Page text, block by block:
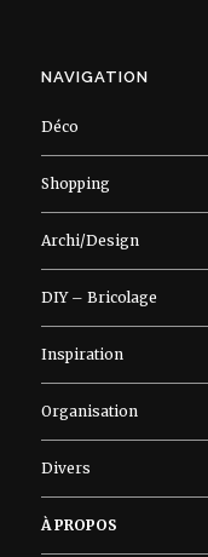
NAVIGATION
Déco
Shopping
Archi/Design
DIY – Bricolage
Inspiration
Organisation
Divers
À PROPOS